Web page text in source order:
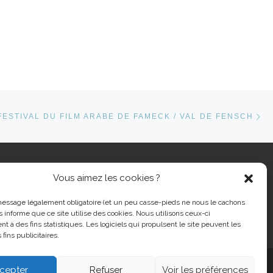
Vous aimez les cookies ?
légalement obligatoire (et un peu casse-pieds ne nous le cachons
informe que ce site utilise des cookies. Nous utilisons ceux-ci
à des fins statistiques. Les logiciels qui propulsent le site peuvent les
fins publicitaires.
Refuser Voir les préférences
DU FILM ARABE DE FAMECK / VAL DE FENSCH
…